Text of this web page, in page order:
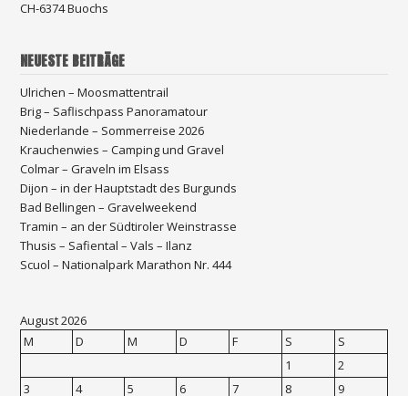
CH-6374 Buochs
NEUESTE BEITRÄGE
Ulrichen – Moosmattentrail
Brig – Saflischpass Panoramatour
Niederlande – Sommerreise 2026
Krauchenwies – Camping und Gravel
Colmar – Graveln im Elsass
Dijon – in der Hauptstadt des Burgunds
Bad Bellingen – Gravelweekend
Tramin – an der Südtiroler Weinstrasse
Thusis – Safiental – Vals – Ilanz
Scuol – Nationalpark Marathon Nr. 444
August 2026
M
D M D F S
S
1
2
3
4 5 6 7 8 9